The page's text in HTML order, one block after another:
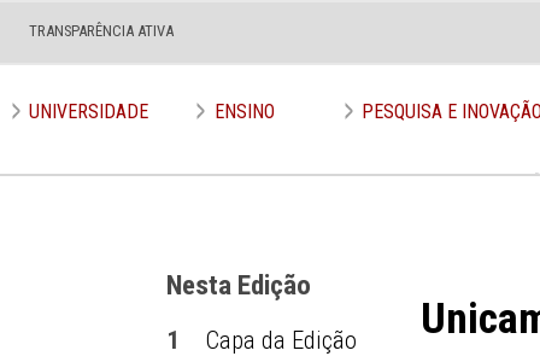
TRANSPARÊNCIA ATIVA
UNIVERSIDADE ENSINO PESQUISA E
Edição nº 595
Nesta Edição
1
Capa da Edição